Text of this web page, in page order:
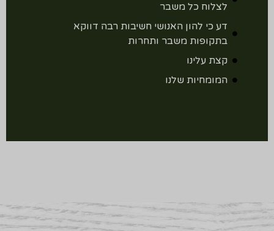
לצלוח כל משבר
דע כי להון האנושי חשיבות רבה דווקא
בתקופות משבר ותחרות
קצת עלינו
המומחיות שלנו